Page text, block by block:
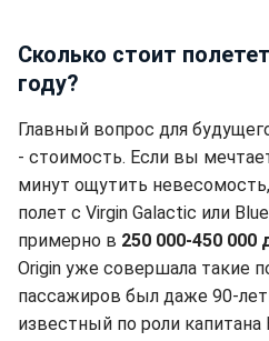
Сколько стоит
году?
Главный вопрос для
- стоимость. Если вы
минут ощутить
полет с Virgin Galactic или
примерно в 250 000-450 000
Origin уже совершала такие
пассажиров был даже 90-
известный по роли